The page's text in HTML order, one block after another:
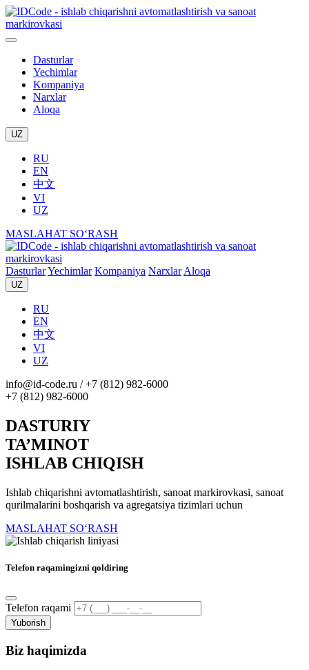
Dasturlar
Yechimlar
Kompaniya
Narxlar
Aloqa
UZ
RU
EN
中文
VI
UZ
MASLAHAT SO‘RASH
DasturlarYechimlar Kompaniya Narxlar Aloqa
UZ
RU
EN
中文
VI
UZ
info@id-code.ru / +7 (812) 982-6000
+7 (812) 982-6000
DASTURIY
TA’MINOT
ISHLAB CHIQISH
Ishlab chiqarishni avtomatlashtirish, sanoat markirovkasi, sanoat
qurilmalarini boshqarish va agregatsiya tizimlari uchun
MASLAHAT SO‘RASH
Telefon raqamingizni qoldiring
Telefon raqami
Yuborish
Biz haqimizda